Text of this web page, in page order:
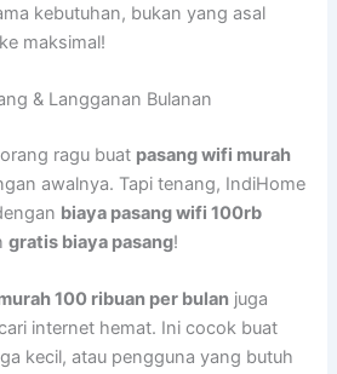
kebutuhan, bukan yang asal
maksimal!
& Langganan Bulanan
ragu buat pasang wifi murah
awalnya. Tapi tenang, IndiHome
biaya pasang wifi 100rb
gratis biaya pasang!
100 ribuan per bulan juga
internet hemat. Ini cocok buat
kecil, atau pengguna yang butuh